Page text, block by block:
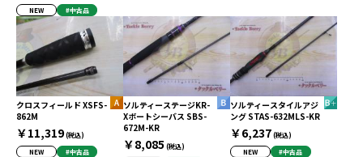
NEW #中古品
クロスフィールド XSFS-
862M
￥11,319(税込)
NEW
#中古品
ソルティーステージKR-
Xボートシーバス SBS-
672M-KR
￥8,085 (税込)
ソルティースタイルアジ
ング STAS-632MLS-KR
￥6,237(税込)
NEW
#中古品